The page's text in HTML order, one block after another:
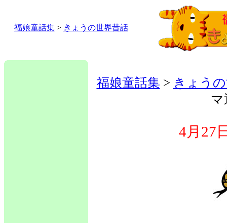
福娘童話集> きょうの世界昔話
福娘童話集 > きょう
マ
4月27